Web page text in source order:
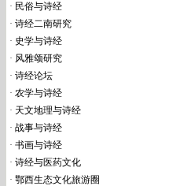
· 民俗与诗经
· 诗经二南研究
· 史学与诗经
· 风雅颂研究
· 诗经论坛
· 农学与诗经
· 天文地理与诗经
· 战事与诗经
· 书画与诗经
· 诗经与医药文化
· 鄂西生态文化旅游圈